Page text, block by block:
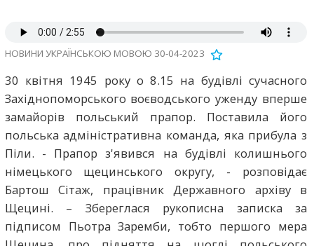
НОВИНИ УКРАЇНСЬКОЮ МОВОЮ 30-04-2023
30 квітня 1945 року о 8.15 на будівлі сучасного
Західнопоморського воєводського уженду вперше
замайорів польський прапор. Поставила його
польська адміністративна команда, яка прибула з
Піли. - Прапор з'явився на будівлі колишнього
німецького щецинського округу, - розповідає
Бартош Сітаж, працівник Державного архіву в
Щецині. – Збереглася рукописна записка за
підписом Пьотра Заремби, тобто першого мера